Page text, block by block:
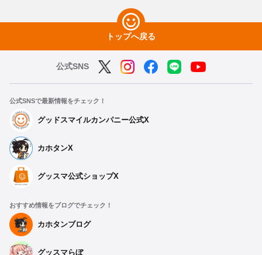
トップへ戻る
公式SNS
公式SNSで最新情報をチェック！
グッドスマイルカンパニー公式X
カホタンX
グッスマ公式ショップX
おすすめ情報をブログでチェック！
カホタンブログ
グッスマらぼ